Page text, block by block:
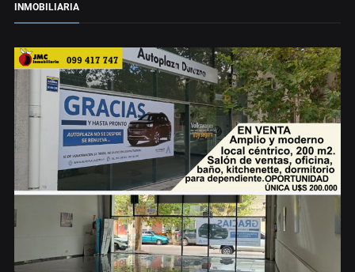
INMOBILIARIA